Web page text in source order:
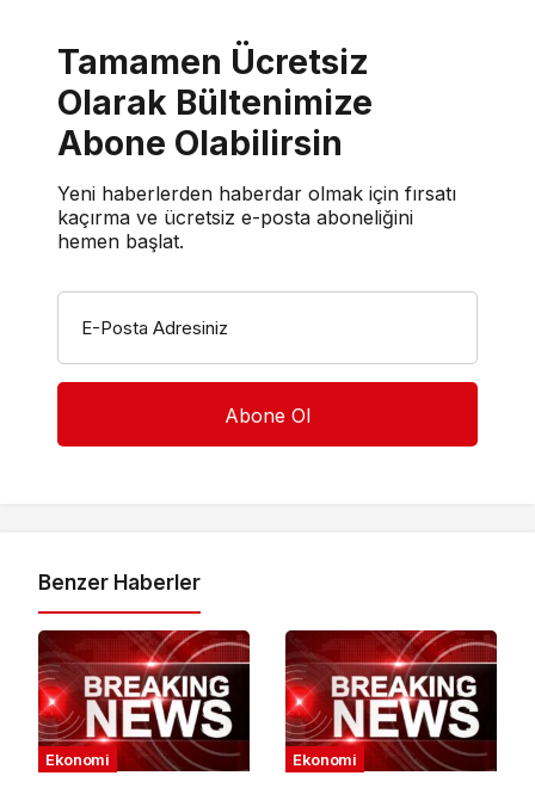
Tamamen Ücretsiz
Olarak Bültenimize
Abone Olabilirsin
Yeni haberlerden haberdar olmak için fırsatı
kaçırma ve ücretsiz e-posta aboneliğini
hemen başlat.
E-Posta Adresiniz
Benzer Haberler
Ekonomi Ekonomi